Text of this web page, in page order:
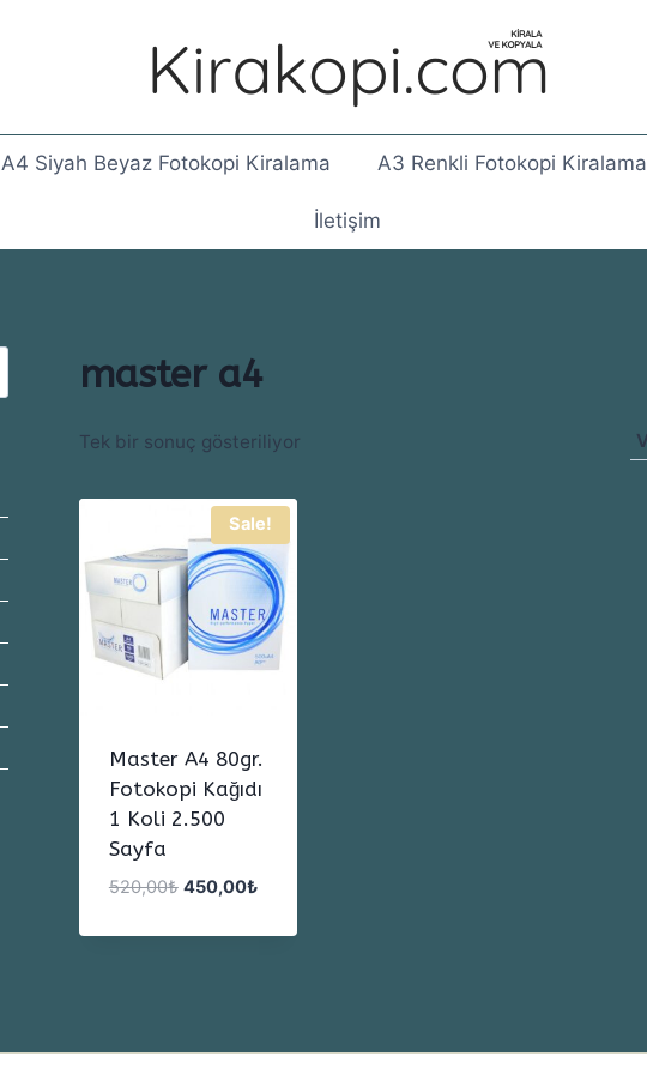
A4 Siyah Beyaz Fotokopi Kiralama A3 Renkli Fotokopi Kiralama
İletişim
master a4
Tek bir sonuç gösteriliyor
Sale!
Master A4 80gr.
Fotokopi Kağıdı
1 Koli 2.500
Sayfa
520,00₺ Orijinal
520,00₺.
450,00₺Şu
fiyat: